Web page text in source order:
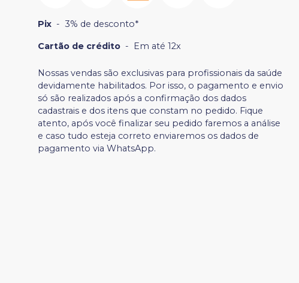
Pix - 3% de desconto*
Cartão de crédito - Em até 12x
Nossas vendas são exclusivas para profissionais da saúde
devidamente habilitados. Por isso, o pagamento e envio
só são realizados após a confirmação dos dados
cadastrais e dos itens que constam no pedido. Fique
atento, após você finalizar seu pedido faremos a análise
e caso tudo esteja correto enviaremos os dados de
pagamento via WhatsApp.